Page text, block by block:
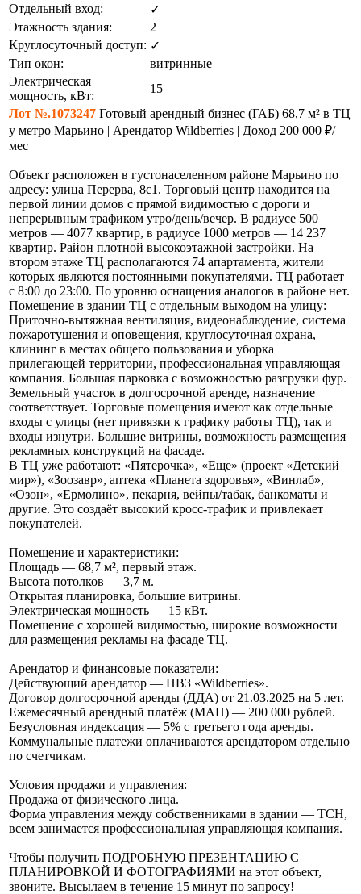
Отдельный вход:
✓
Этажность здания:
2
Круглосуточный доступ: ✓
Тип окон:
витринные
Электрическая
мощность, кВт:
15
Лот №.1073247 Готовый арендный бизнес (ГАБ) 68,7 м² в ТЦ
у метро Марьино | Арендатор Wildberries | Доход 200 000 ₽/
мес
Объект расположен в густонаселенном районе Марьино по
адресу: улица Перерва, 8с1. Торговый центр находится на
первой линии домов с прямой видимостью с дороги и
непрерывным трафиком утро/день/вечер. В радиусе 500
метров — 4077 квартир, в радиусе 1000 метров — 14 237
квартир. Район плотной высокоэтажной застройки. На
втором этаже ТЦ располагаются 74 апартамента, жители
которых являются постоянными покупателями. ТЦ работает
с 8:00 до 23:00. По уровню оснащения аналогов в районе нет.
Помещение в здании ТЦ с отдельным выходом на улицу:
Приточно-вытяжная вентиляция, видеонаблюдение, система
пожаротушения и оповещения, круглосуточная охрана,
клининг в местах общего пользования и уборка
прилегающей территории, профессиональная управляющая
компания. Большая парковка с возможностью разгрузки фур.
Земельный участок в долгосрочной аренде, назначение
соответствует. Торговые помещения имеют как отдельные
входы с улицы (нет привязки к графику работы ТЦ), так и
входы изнутри. Большие витрины, возможность размещения
рекламных конструкций на фасаде.
В ТЦ уже работают: «Пятерочка», «Еще» (проект «Детский
мир»), «Зоозавр», аптека «Планета здоровья», «Винлаб»,
«Озон», «Ермолино», пекарня, вейпы/табак, банкоматы и
другие. Это создаёт высокий кросс-трафик и привлекает
покупателей.
Помещение и характеристики:
Площадь — 68,7 м², первый этаж.
Высота потолков — 3,7 м.
Открытая планировка, большие витрины.
Электрическая мощность — 15 кВт.
Помещение с хорошей видимостью, широкие возможности
для размещения рекламы на фасаде ТЦ.
Арендатор и финансовые показатели:
Действующий арендатор — ПВЗ «Wildberries».
Договор долгосрочной аренды (ДДА) от 21.03.2025 на 5 лет.
Ежемесячный арендный платёж (МАП) — 200 000 рублей.
Безусловная индексация — 5% с третьего года аренды.
Коммунальные платежи оплачиваются арендатором отдельно
по счетчикам.
Условия продажи и управления:
Продажа от физического лица.
Форма управления между собственниками в здании — ТСН,
всем занимается профессиональная управляющая компания.
Чтобы получить ПОДРОБНУЮ ПРЕЗЕНТАЦИЮ С
ПЛАНИРОВКОЙ И ФОТОГРАФИЯМИ на этот объект,
звоните. Высылаем в течение 15 минут по запросу!